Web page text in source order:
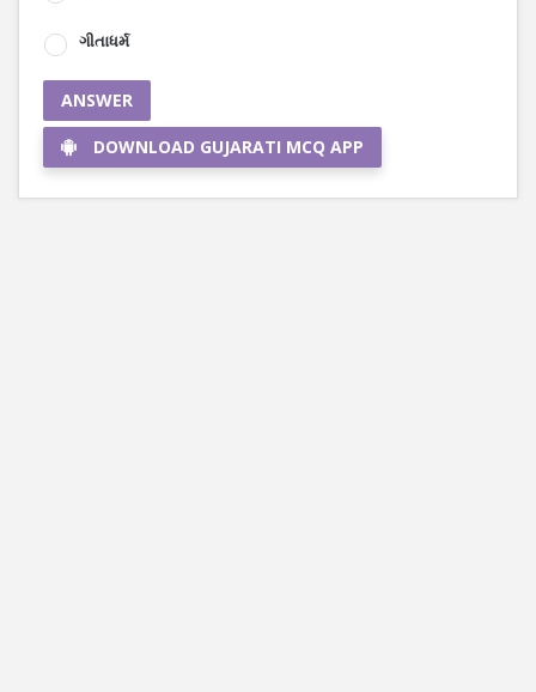
ગીતાધર્મ
ANSWER
DOWNLOAD GUJARATI MCQ APP